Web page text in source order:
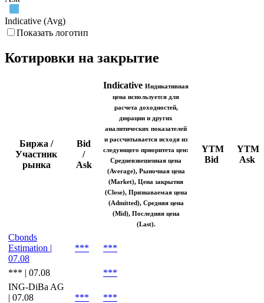
Indicative (Avg)
Показать логотип
Котировки на закрытие
Биржа /
Участник
рынка
Bid
/
Ask
Indicative Индикативная
цена используется для
расчета доходностей,
дюрации и других
аналитических показателей
и рассчитывается исходя из
следующего приоритета цен:
Средневзвешенная цена
(Average), Рыночная цена
(Market), Цена закрытия
(Close), Признаваемая цена
(Admitted), Средняя цена
(Mid), Последняя цена
(Last).
YTM
Bid
YTM
Ask
Cbonds
Estimation |
07.08
*** ***
*** | 07.08
***
ING-DiBa AG
| 07.08
*** ***